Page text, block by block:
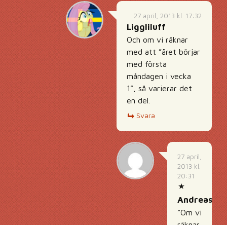
27 april, 2013 kl. 17:32
Liggliluff
Och om vi räknar
med att ”året börjar
med första
måndagen i vecka
1”, så varierar det
en del.
Svara
27 april,
2013 kl.
20:31
Andreas
”Om vi